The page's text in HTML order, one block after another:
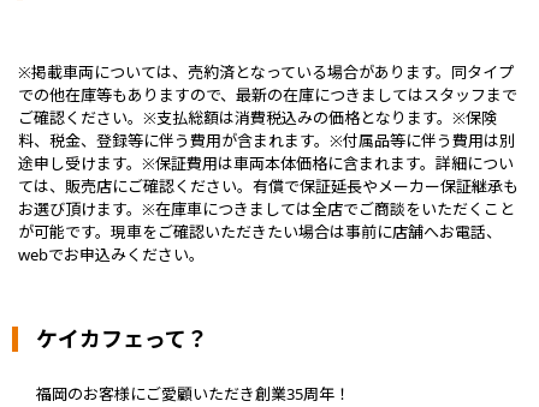
※掲載車両については、売約済となっている場合があります。同タイプ
での他在庫等もありますので、最新の在庫につきましてはスタッフまで
ご確認ください。※支払総額は消費税込みの価格となります。※保険
料、税金、登録等に伴う費用が含まれます。※付属品等に伴う費用は別
途申し受けます。※保証費用は車両本体価格に含まれます。詳細につい
ては、販売店にご確認ください。有償で保証延長やメーカー保証継承も
お選び頂けます。※在庫車につきましては全店でご商談をいただくこと
が可能です。現車をご確認いただきたい場合は事前に店舗へお電話、
webでお申込みください。
ケイカフェって？
福岡のお客様にご愛顧いただき創業35周年！